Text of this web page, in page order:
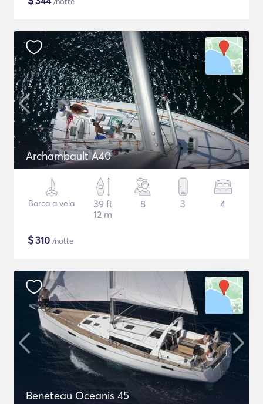
Archambault A40
Barca a vela
39 ft
12 m
8 3 4
$310 /notte
Beneteau Oceanis 45